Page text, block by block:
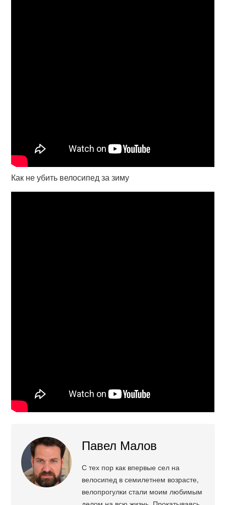
Как не убить велосипед за зиму
Павел Малов
С тех пор как впервые сел на
велосипед в семилетнем возрасте,
велопрогулки стали моим любимым